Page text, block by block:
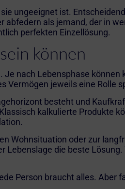
ungeeignet ist.
als jemand, der in
perfekten Einzellösung.
können
nach Lebensphase können
Vermögen jeweils eine Rolle
besteht und
kalkulierte Produkte
Wohnsituation oder zur
Lebenslage die beste
Person braucht alles. Aber